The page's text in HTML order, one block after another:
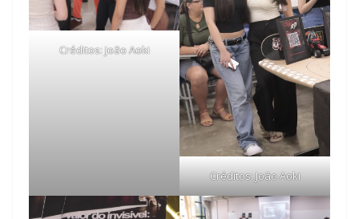
Créditos: João Aoki
Créditos: João Aoki